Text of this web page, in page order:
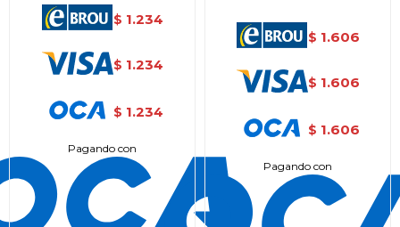
$ 1.234
$ 1.234
$ 1.234
Pagando con
$ 1.606
$ 1.606
$ 1.606
Pagando con
¡Sumate a la forma más ágil de
comprar!
Comprá en 3 cuotas sin recargo o hasta en
12 cuotas * ¡Solo con tu cédula!